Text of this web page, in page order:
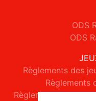
ODS
ODS
Règlements des
Règlements
Règlements des